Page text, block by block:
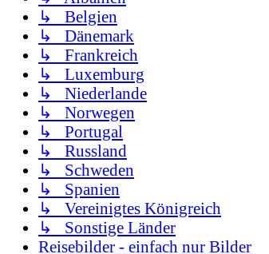
↳ Belgien
↳ Dänemark
↳ Frankreich
↳ Luxemburg
↳ Niederlande
↳ Norwegen
↳ Portugal
↳ Russland
↳ Schweden
↳ Spanien
↳ Vereinigtes Königreich
↳ Sonstige Länder
Reisebilder - einfach nur Bilder